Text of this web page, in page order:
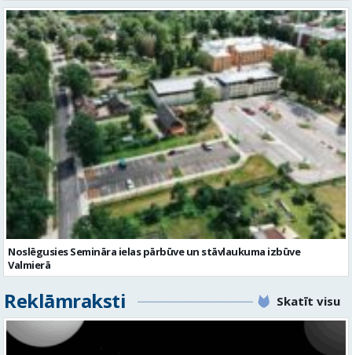
Noslēgusies Semināra ielas pārbūve un stāvlaukuma izbūve
Valmierā
Reklāmraksti Skatīt visu